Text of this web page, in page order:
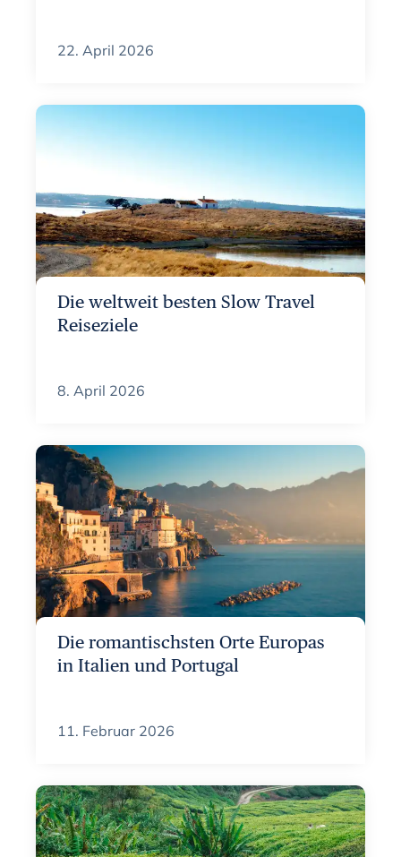
22. April 2026
Die weltweit besten Slow Travel
Reiseziele
8. April 2026
Die romantischsten Orte Europas
in Italien und Portugal
11. Februar 2026